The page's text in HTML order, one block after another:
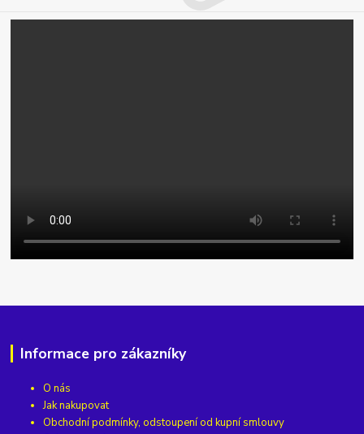
Informace pro zákazníky
O nás
Jak nakupovat
Obchodní podmínky, odstoupení od kupní smlouvy